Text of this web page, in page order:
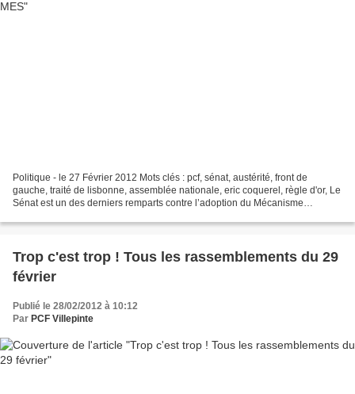
Politique - le 27 Février 2012 Mots clés : pcf, sénat, austérité, front de
gauche, traité de lisbonne, assemblée nationale, eric coquerel, règle d'or, Le
Sénat est un des derniers remparts contre l’adoption du Mécanisme
Trop c'est trop ! Tous les rassemblements du 29
février
Publié le 28/02/2012 à 10:12
Par PCF Villepinte